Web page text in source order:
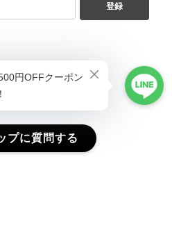
登録
プに質問する